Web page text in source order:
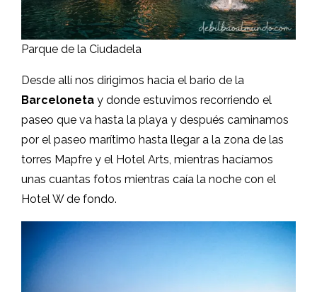
Parque de la Ciudadela
Desde allí nos dirigimos hacia el bario de la
Barceloneta y donde estuvimos recorriendo el
paseo que va hasta la playa y después caminamos
por el paseo marítimo hasta llegar a la zona de las
torres Mapfre y el Hotel Arts, mientras hacíamos
unas cuantas fotos mientras caía la noche con el
Hotel W de fondo.